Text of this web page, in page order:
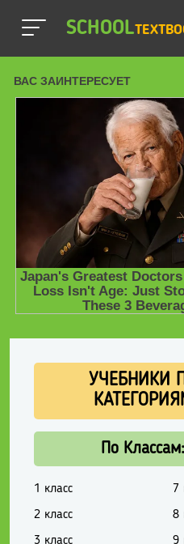
SCHOOL
УЧЕБНИКИ
По Классам:
1 класс
2 класс
3 класс
7
8
9